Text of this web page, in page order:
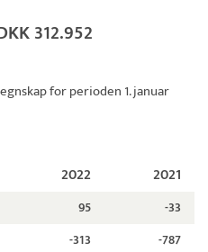
312.952
for perioden 1. januar
2022 2021
95
-33
-313
-787